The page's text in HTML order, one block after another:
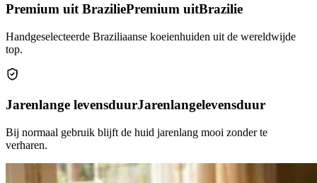
Premium uit BraziliePremium uitBrazilie
Handgeselecteerde Braziliaanse koeienhuiden uit de wereldwijde
top.
Jarenlange levensduurJarenlangelevensduur
Bij normaal gebruik blijft de huid jarenlang mooi zonder te
verharen.